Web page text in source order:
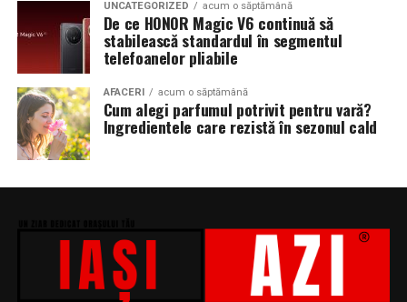
UNCATEGORIZED acum o săptămână
De ce HONOR Magic V6 continuă să
stabilească standardul în segmentul
telefoanelor pliabile
AFACERI acum o săptămână
Cum alegi parfumul potrivit pentru vară?
Ingredientele care rezistă în sezonul cald